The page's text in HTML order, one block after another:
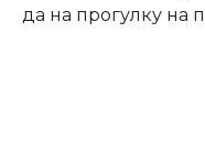
да на прогулку на